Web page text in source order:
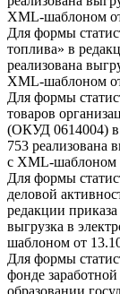
XML-шаблоном
Для формы
топлива» в
реализована
XML-шаблоном
Для формы
товаров
(ОКУД 0614004) в
753 реализована
с XML-шаблоном
Для формы
деловой
редакции
выгрузка в
шаблоном от
Для формы
фонде
образовании